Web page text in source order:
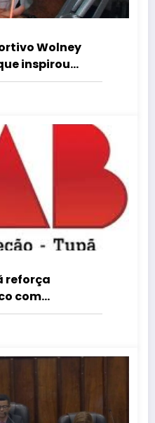
Wolney
inspirou
reforça
com
do